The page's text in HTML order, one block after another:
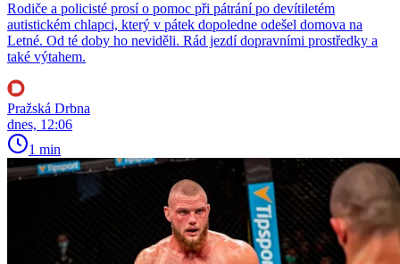
Rodiče a policisté prosí o pomoc při pátrání po devítiletém
autistickém chlapci, který v pátek dopoledne odešel domova na
Letné. Od té doby ho neviděli. Rád jezdí dopravními prostředky a
také výtahem.
Pražská Drbna
dnes, 12:06
1 min